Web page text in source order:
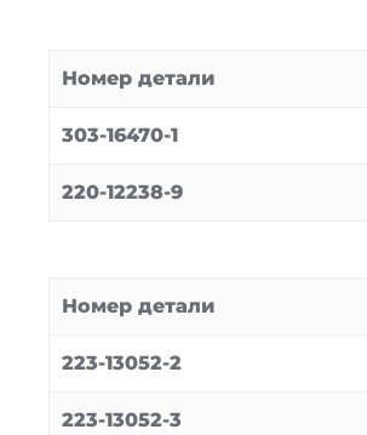
Номер детали
303-16470-1
220-12238-9
Номер детали
223-13052-2
223-13052-3